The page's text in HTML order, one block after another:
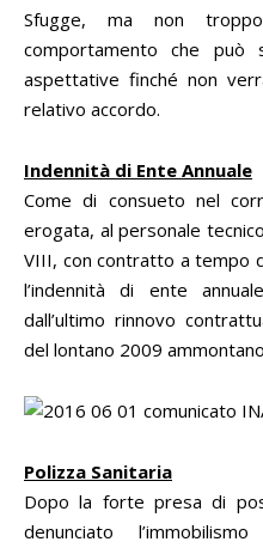
Sfugge, ma non
comportamento che
aspettative finché non
relativo accordo.
Indennità di Ente Annuale
Come di consueto nel
erogata, al personale
VIII, con contratto a tempo
l’indennità di ente
dall’ultimo rinnovo
del lontano 2009
Polizza Sanitaria
Dopo la forte presa di
denunciato